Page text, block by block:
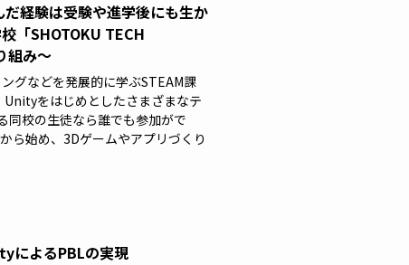
経験は受験や進学後にも生か
「SHOTOKU TECH
組み～
グなどを発展的に学ぶSTEAM課
Unityをはじめとしたさまざまなテ
同校の生徒なら誰でも参加がで
ら始め、3Dゲームやアプリづくり
によるPBLの実現